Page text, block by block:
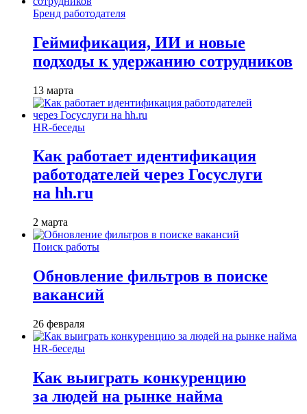
Бренд работодателя
Геймификация, ИИ и новые
подходы к удержанию сотрудников
13 марта
HR-беседы
Как работает идентификация
работодателей через Госуслуги
на hh.ru
2 марта
Поиск работы
Обновление фильтров в поиске
вакансий
26 февраля
HR-беседы
Как выиграть конкуренцию
за людей на рынке найма